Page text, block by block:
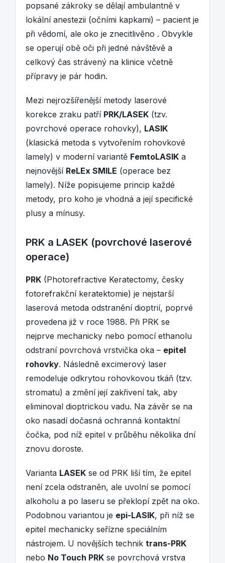
popsané zákroky se dělají ambulantně v
lokální anestezii (očními kapkami) – pacient je
při vědomí, ale oko je znecitlivěno . Obvykle
se operují obě oči při jedné návštěvě a
celkový čas strávený na klinice včetně
přípravy je pár hodin.
Mezi nejrozšířenější metody laserové
korekce zraku patří PRK/LASEK (tzv.
povrchové operace rohovky), LASIK
(klasická metoda s vytvořením rohovkové
lamely) v moderní variantě FemtoLASIK a
nejnovější ReLEx SMILE (operace bez
lamely). Níže popisujeme princip každé
metody, pro koho je vhodná a její specifické
plusy a mínusy.
PRK a LASEK (povrchové laserové
operace)
PRK (Photorefractive Keratectomy, česky
fotorefrakční keratektomie) je nejstarší
laserová metoda odstranění dioptrií, poprvé
provedena již v roce 1988. Při PRK se
nejprve mechanicky nebo pomocí ethanolu
odstraní povrchová vrstvička oka – epitel
rohovky. Následně excimerový laser
remodeluje odkrytou rohovkovou tkáň (tzv.
stromatu) a změní její zakřivení tak, aby
eliminoval dioptrickou vadu. Na závěr se na
oko nasadí dočasná ochranná kontaktní
čočka, pod níž epitel v průběhu několika dní
znovu doroste.
Varianta LASEK se od PRK liší tím, že epitel
není zcela odstraněn, ale uvolní se pomocí
alkoholu a po laseru se překlopí zpět na oko.
Podobnou variantou je epi-LASIK, při níž se
epitel mechanicky seřízne speciálním
nástrojem. U novějších technik trans-PRK
nebo No Touch PRK se povrchová vrstva